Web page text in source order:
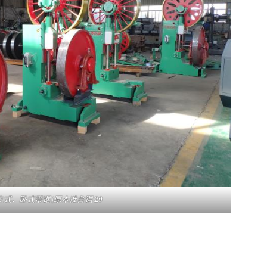
式、卧式带锯 |原木推台锯 29